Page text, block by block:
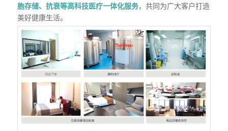
胞存储、抗衰等高科技医疗一体化服务，共同为广大客户打造
美好健康生活。